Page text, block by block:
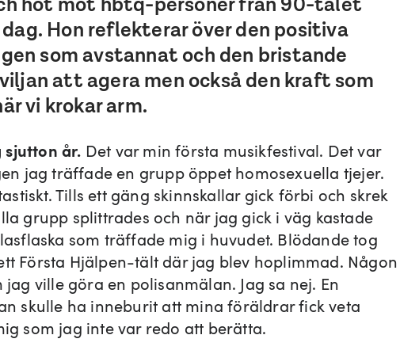
hot mot hbtq-personer från 90-talet
Hon reflekterar över den positiva
som avstannat och den bristande
att agera men också den kraft som
vi krokar arm.
sjutton år. Det var min första musikfestival. Det var
jag träffade en grupp öppet homosexuella tjejer.
Tills ett gäng skinnskallar gick förbi och skrek
grupp splittrades och när jag gick i väg kastade
som träffade mig i huvudet. Blödande tog
Första Hjälpen-tält där jag blev hoplimmad. Någon
ville göra en polisanmälan. Jag sa nej. En
skulle ha inneburit att mina föräldrar fick veta
som jag inte var redo att berätta.